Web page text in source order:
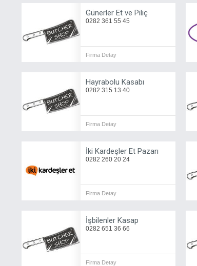
Günerler Et ve Piliç
0282 361 55 45
Firma Detay
Hayrabolu Kasabı
0282 315 13 40
Firma Detay
İki Kardeşler Et Pazarı
0282 260 20 24
Firma Detay
İşbilenler Kasap
0282 651 36 66
Firma Detay